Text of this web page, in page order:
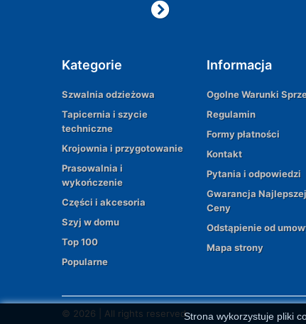
Kategorie
Szwalnia odzieżowa
Tapicernia i szycie
techniczne
Krojownia i przygotowanie
Prasowalnia i
wykończenie
Części i akcesoria
Szyj w domu
Top 100
Popularne
Informacja
Ogolne Warunki
Regulamin
Formy płatności
Kontakt
Pytania i odpowiedzi
Gwarancja Najlepszej
Ceny
Odstąpienie od
Mapa strony
© 2026 | All rights reservedStrona wykorzystuje pliki